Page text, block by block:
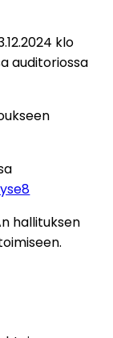
klo
auditoriossa
hallituksen